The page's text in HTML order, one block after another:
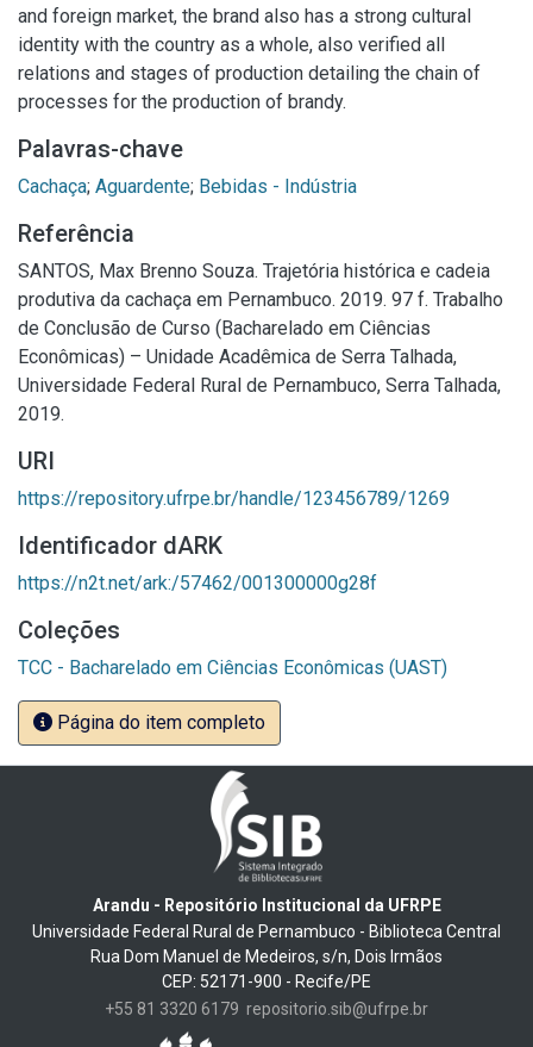
and foreign market, the brand also has a strong cultural
identity with the country as a whole, also verified all
relations and stages of production detailing the chain of
processes for the production of brandy.
Palavras-chave
Cachaça; Aguardente; Bebidas - Indústria
Referência
SANTOS, Max Brenno Souza. Trajetória histórica e cadeia
produtiva da cachaça em Pernambuco. 2019. 97 f. Trabalho
de Conclusão de Curso (Bacharelado em Ciências
Econômicas) – Unidade Acadêmica de Serra Talhada,
Universidade Federal Rural de Pernambuco, Serra Talhada,
2019.
URI
https://repository.ufrpe.br/handle/123456789/1269
Identificador dARK
https://n2t.net/ark:/57462/001300000g28f
Coleções
TCC - Bacharelado em Ciências Econômicas (UAST)
Página do item completo
Arandu - Repositório Institucional da UFRPE
Universidade Federal Rural de Pernambuco - Biblioteca Central
Rua Dom Manuel de Medeiros, s/n, Dois Irmãos
CEP: 52171-900 - Recife/PE
+55 81 3320 6179 repositorio.sib@ufrpe.br